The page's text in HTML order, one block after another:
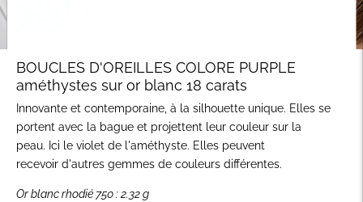
BOUCLES D'OREILLES COLORE PURPLE
améthystes sur or blanc 18 carats
Innovante et contemporaine, à la silhouette unique. Elles se
portent avec la bague et projettent leur couleur sur la
peau. Ici le violet de l'améthyste. Elles peuvent
recevoir d'autres gemmes de couleurs différentes.
Or blanc rhodié 750 : 2.32 g